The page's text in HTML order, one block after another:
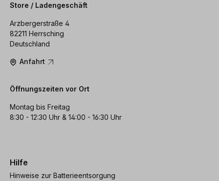
Store / Ladengeschäft
Arzbergerstraße 4
82211 Herrsching
Deutschland
Anfahrt
Öffnungszeiten vor Ort
Montag bis Freitag
8:30 - 12:30 Uhr & 14:00 - 16:30 Uhr
Hilfe
Hinweise zur Batterieentsorgung